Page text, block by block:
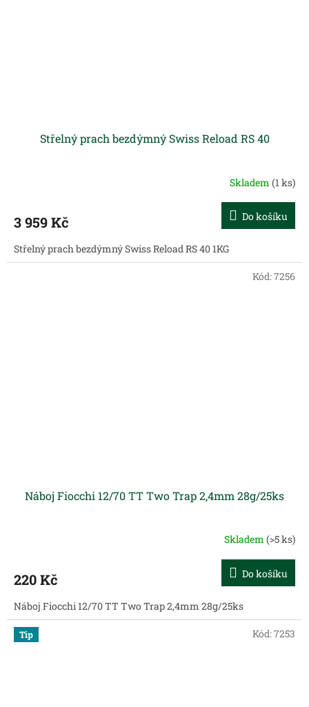
Střelný prach bezdýmný Swiss Reload RS 40
Skladem (1 ks)
3 959 Kč Do košíku
Střelný prach bezdýmný Swiss Reload RS 40 1KG
Náboj Fiocchi 12/70 TT Two Trap 2,4mm 28g/25ks
Skladem (>5 ks)
220 Kč Do košíku
Náboj Fiocchi 12/70 TT Two Trap 2,4mm 28g/25ks
Kód:7256
Tip Kód:7253